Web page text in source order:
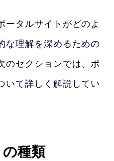
ータルサイトがどのよ
な理解を深めるための
のセクションでは、ポ
いて詳しく解説してい
種類